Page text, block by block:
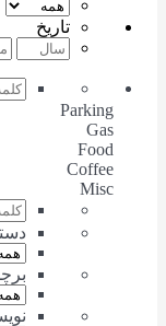
تاریخ
Parking
Gas
Food
Coffee
Misc